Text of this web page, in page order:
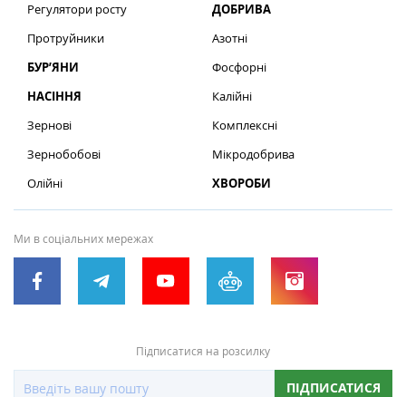
Регулятори росту
Протруйники
БУР’ЯНИ
НАСІННЯ
Зернові
Зернобобові
Олійні
ДОБРИВА
Азотні
Фосфорні
Калійні
Комплексні
Мікродобрива
ХВОРОБИ
Ми в соціальних мережах
Підписатися на розсилку
ПІДПИСАТИСЯ